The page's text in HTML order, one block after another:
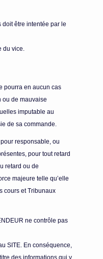
doit être intentée par le
du vice.
pourra en aucun cas
ou de mauvaise
imputable au
de sa commande.
responsable, ou
pour tout retard
retard ou de
majeure telle qu’elle
cours et Tribunaux
ne contrôle pas
SITE. En conséquence,
des informations qui y